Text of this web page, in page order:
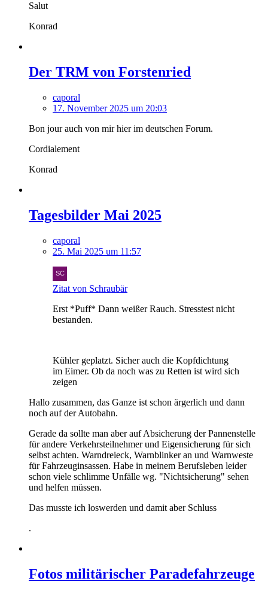
Salut
Konrad
Der TRM von Forstenried
caporal
17. November 2025 um 20:03
Bon jour auch von mir hier im deutschen Forum.
Cordialement
Konrad
Tagesbilder Mai 2025
caporal
25. Mai 2025 um 11:57
Zitat von Schraubär
Erst *Puff* Dann weißer Rauch. Stresstest nicht
bestanden.
Kühler geplatzt. Sicher auch die Kopfdichtung
im Eimer. Ob da noch was zu Retten ist wird sich
zeigen
Hallo zusammen, das Ganze ist schon ärgerlich und dann
noch auf der Autobahn.
Gerade da sollte man aber auf Absicherung der Pannenstelle
für andere Verkehrsteilnehmer und Eigensicherung für sich
selbst achten. Warndreieck, Warnblinker an und Warnweste
für Fahrzeuginsassen. Habe in meinem Berufsleben leider
schon viele schlimme Unfälle wg. "Nichtsicherung" sehen
und helfen müssen.
Das musste ich loswerden und damit aber Schluss
.
Fotos militärischer Paradefahrzeuge